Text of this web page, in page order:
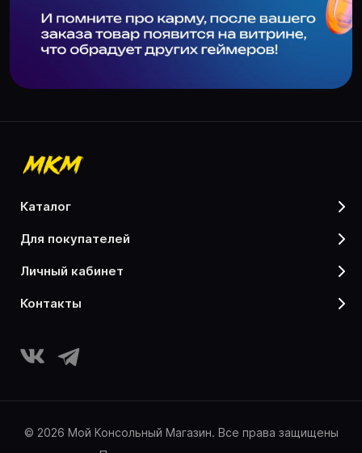
каталог
для покупателей
личный кабинет
контакты
© 2026 Мой Консольный Магазин. Все права защищены